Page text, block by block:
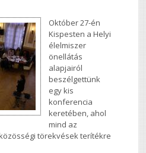
Október 27-én
Kispesten a Helyi
élelmiszer
önellátás
alapjairól
beszélgettünk
egy kis
konferencia
keretében, ahol
mind az
törekvések terítékre